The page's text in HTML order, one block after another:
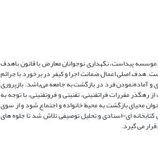
موسسه پیداست، نگهداری نوجوانان معارض با قانون باهدف
هدف اصلی اعمال ضمانت اجرا و کیفر در برخورد با جرائم
و آماده‌نمودن فرد در بازگشت به جامعه می‌باشد. بازپروری
مقررات فراتقنینی، تقنینی و فروتقنینی، با توجه به
محیای بازگشت به محیط خانواده و اجتماع شود و از سوی
ای-اسنادی و تحلیل توصیفی تلاش شد تا جلوه های
می گیرد.